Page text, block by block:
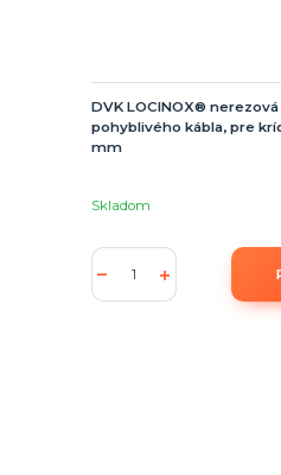
DVK LOCINOX®
pohyblivého kábla, pre
mm
Skladom